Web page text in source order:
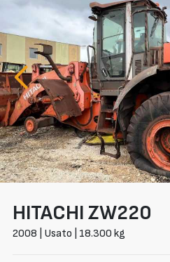
HITACHI ZW220
2008 | Usato | 18.300 kg